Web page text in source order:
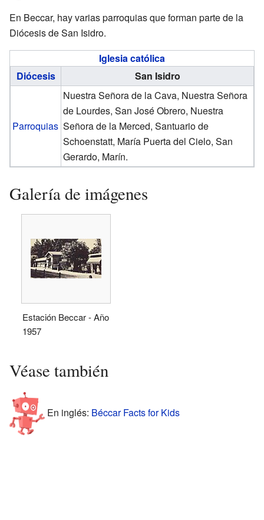
En Beccar, hay varias parroquias que forman parte de la
Diócesis de San Isidro.
Iglesia católica
Diócesis
San Isidro
Parroquias
Nuestra Señora de la Cava, Nuestra Señora
de Lourdes, San José Obrero, Nuestra
Señora de la Merced, Santuario de
Schoenstatt, María Puerta del Cielo, San
Gerardo, Marín.
Galería de imágenes
Estación Beccar - Año
1957
Véase también
En inglés: Béccar Facts for Kids